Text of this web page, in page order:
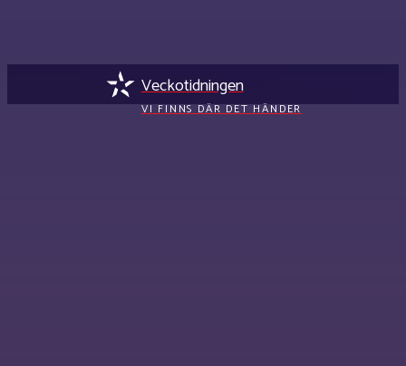
Veckotidningen
VI FINNS DÄR DET HÄNDER